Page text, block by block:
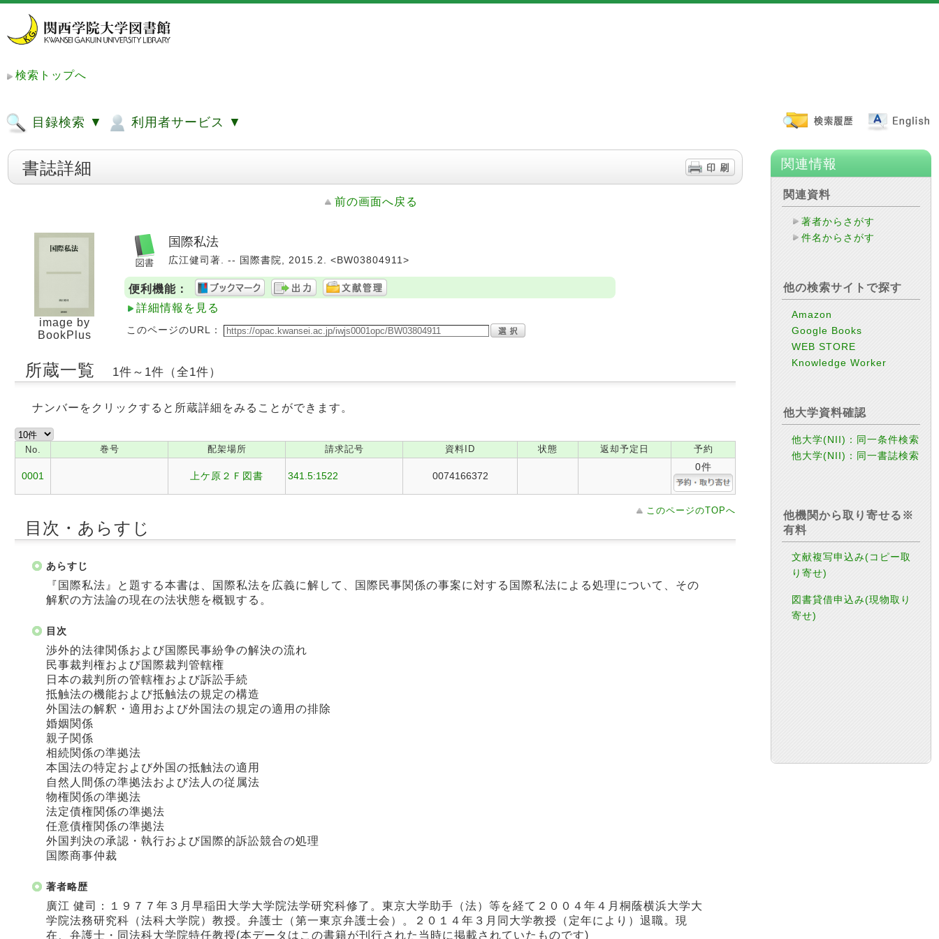
検索トップへ
目録検索 ▼ 利用者サービス ▼
書誌詳細
前の画面へ戻る
image by
BookPlus
国際私法
広江健司著. -- 国際書院, 2015.2. <BW03804911>
便利機能：
詳細情報を見る
このページのURL：
所蔵一覧 1件～1件（全1件）
ナンバーをクリックすると所蔵詳細をみることができます。
No. 巻号 配架場所 請求記号 資料ID 状態 返却予定日 予約
0001 上ケ原２Ｆ図書 341.5:1522 0074166372
0件
このページのTOPへ
目次・あらすじ
あらすじ
『国際私法』と題する本書は、国際私法を広義に解して、国際民事関係の事案に対する国際私法による処理について、その
解釈の方法論の現在の法状態を概観する。
目次
渉外的法律関係および国際民事紛争の解決の流れ
民事裁判権および国際裁判管轄権
日本の裁判所の管轄権および訴訟手続
抵触法の機能および抵触法の規定の構造
外国法の解釈・適用および外国法の規定の適用の排除
婚姻関係
親子関係
相続関係の準拠法
本国法の特定および外国の抵触法の適用
自然人間係の準拠法および法人の従属法
物権関係の準拠法
法定債権関係の準拠法
任意債権関係の準拠法
外国判決の承認・執行および国際的訴訟競合の処理
国際商事仲裁
著者略歴
廣江 健司：１９７７年３月早稲田大学大学院法学研究科修了。東京大学助手（法）等を経て２００４年４月桐蔭横浜大学大
学院法務研究科（法科大学院）教授。弁護士（第一東京弁護士会）。２０１４年３月同大学教授（定年により）退職。現
在、弁護士・同法科大学院特任教授(本データはこの書籍が刊行された当時に掲載されていたものです)
関連情報
関連資料
著者からさがす
件名からさがす
他の検索サイトで探す
Amazon
Google Books
WEB STORE
Knowledge Worker
他大学資料確認
他大学(NII)：同一条件検索
他大学(NII)：同一書誌検索
他機関から取り寄せる※
有料
文献複写申込み(コピー取
り寄せ)
図書貸借申込み(現物取り
寄せ)